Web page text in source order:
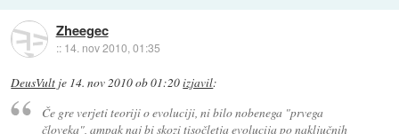
Zheegec
:: 14. nov 2010, 01:35
DeusVult je 14. nov 2010 ob 01:20izjavil:
Če gre verjeti teoriji o evoluciji, ni bilo nobenega "prvega
človeka", ampak naj bi skozi tisočletja evolucija po naključnih